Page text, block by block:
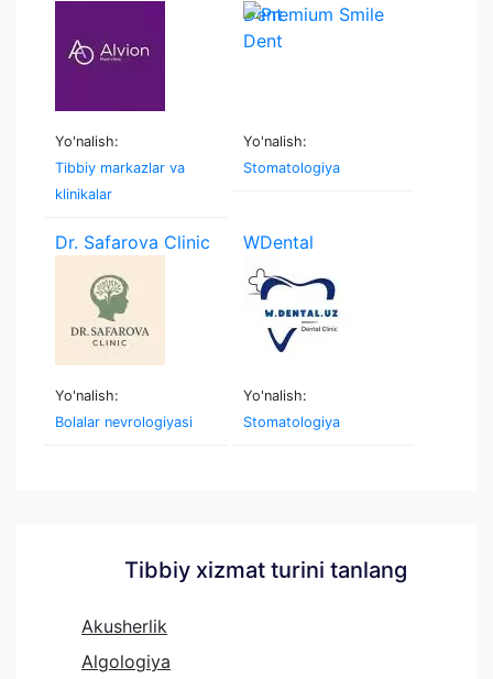
Yo'nalish:
Tibbiy markazlar va
klinikalar
Dent
Yo'nalish:
Stomatologiya
Dr. Safarova Clinic
Yo'nalish:
Bolalar nevrologiyasi
WDental
Yo'nalish:
Stomatologiya
Tibbiy xizmat turini tanlang
Akusherlik
Algologiya